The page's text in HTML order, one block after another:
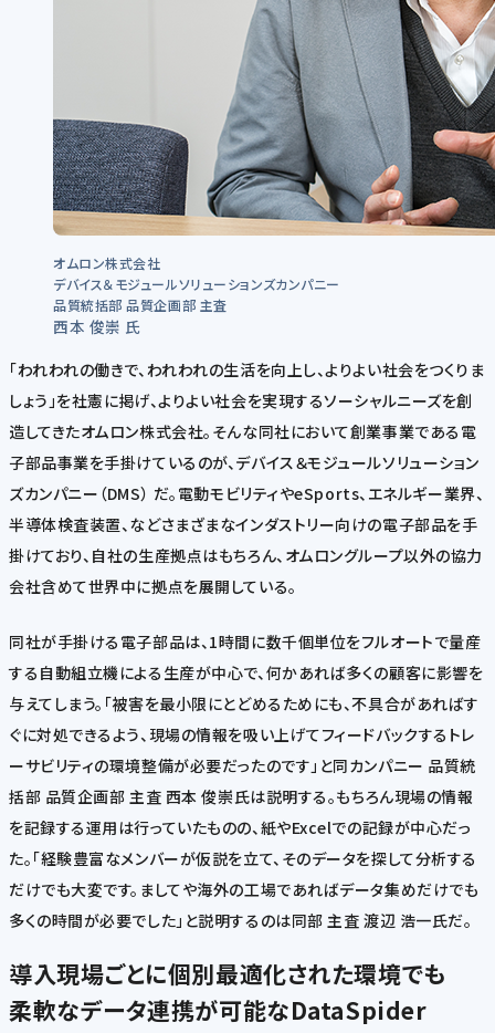
オムロン株式会社
デバイス＆モジュールソリューションズカンパニー
品質統括部 品質企画部 主査
西本 俊崇 氏
「われわれの働きで、われわれの生活を向上し、よりよい社会をつくりま
しょう」を社憲に掲げ、よりよい社会を実現するソーシャルニーズを創
造してきたオムロン株式会社。そんな同社において創業事業である電
子部品事業を手掛けているのが、デバイス＆モジュールソリューション
ズカンパニー（DMS） だ。電動モビリティやeSports、エネルギー業界、
半導体検査装置、などさまざまなインダストリー向けの電子部品を手
掛けており、自社の生産拠点はもちろん、オムロングループ以外の協力
会社含めて世界中に拠点を展開している。
同社が手掛ける電子部品は、1時間に数千個単位をフルオートで量産
する自動組立機による生産が中心で、何かあれば多くの顧客に影響を
与えてしまう。「被害を最小限にとどめるためにも、不具合があればす
ぐに対処できるよう、現場の情報を吸い上げてフィードバックするトレ
ーサビリティの環境整備が必要だったのです」と同カンパニー 品質統
括部 品質企画部 主査 西本 俊崇氏は説明する。もちろん現場の情報
を記録する運用は行っていたものの、紙やExcelでの記録が中心だっ
た。「経験豊富なメンバーが仮説を立て、そのデータを探して分析する
だけでも大変です。ましてや海外の工場であればデータ集めだけでも
多くの時間が必要でした」と説明するのは同部 主査 渡辺 浩一氏だ。
導入現場ごとに個別最適化された環境でも
柔軟なデータ連携が可能なDataSpider